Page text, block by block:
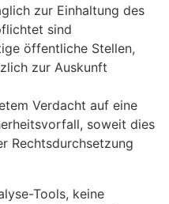
zur Einhaltung des
sind
öffentliche Stellen,
zur Auskunft
Verdacht auf eine
soweit dies
Rechtsdurchsetzung
Tools, keine